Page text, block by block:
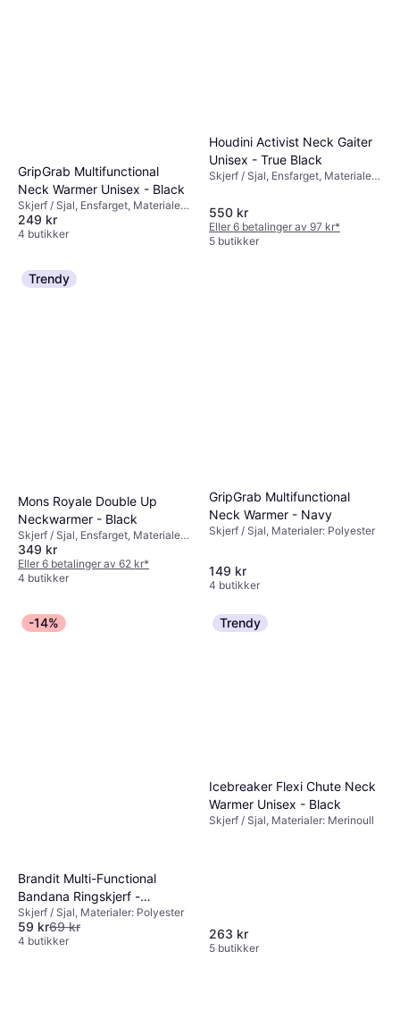
GripGrab Multifunctional
Neck Warmer Unisex - Black
Skjerf / Sjal, Ensfarget, Materialer:
Merinoull, Fuktavvisende
249 kr
4 butikker
Houdini Activist Neck Gaiter
Unisex - True Black
Skjerf / Sjal, Ensfarget, Materialer:
550 kr
Eller 6 betalinger av 97 kr*
5 butikker
Trendy
Mons Royale Double Up
Neckwarmer - Black
Skjerf / Sjal, Ensfarget, Materialer:
Ull, Fuktavvisende
349 kr
Eller 6 betalinger av 62 kr*
4 butikker
GripGrab Multifunctional
Neck Warmer - Navy
Skjerf / Sjal, Materialer: Polyester
149 kr
4 butikker
-14%
Brandit Multi-Functional
Bandana Ringskjerf -
Woodland
Skjerf / Sjal, Materialer: Polyester
59 kr69 kr
4 butikker
Trendy
Icebreaker Flexi Chute Neck
Warmer Unisex - Black
Skjerf / Sjal, Materialer: Merinoull
263 kr
5 butikker